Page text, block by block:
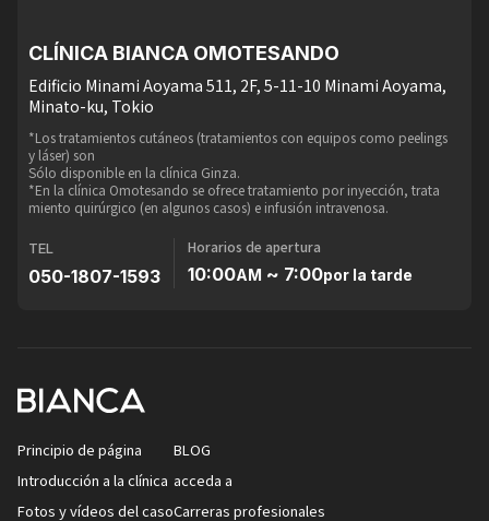
CLÍNICA BIANCA OMOTESANDO
Edificio Minami Aoyama 511, 2F, 5-11-10 Minami Aoyama,
Minato-ku, Tokio
*Los tratamientos cutáneos (tratamientos con equipos como peelings
y láser) son
Sólo disponible en la clínica Ginza.
*En la clínica Omotesando se ofrece tratamiento por inyección, trata
miento quirúrgico (en algunos casos) e infusión intravenosa.
TEL
050-1807-1593
Horarios de apertura
10:00AM ~ 7:00por la tarde
Principio de página
Introducción a la clínica
Fotos y vídeos del caso
BLOG
acceda a
Carreras profesionales